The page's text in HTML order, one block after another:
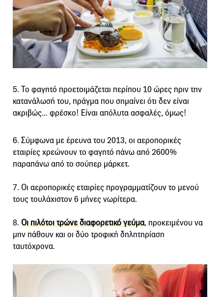
5. Το φαγητό προετοιμάζεται περίπου 10 ώρες πριν την
κατανάλωσή του, πράγμα που σημαίνει ότι δεν είναι
ακριβώς… φρέσκο! Είναι απόλυτα ασφαλές, όμως!
6. Σύμφωνα με έρευνα του 2013, οι αεροπορικές
εταιρίες χρεώνουν το φαγητό πάνω από 2600%
παραπάνω από το σούπερ μάρκετ.
7. Οι αεροπορικές εταιρίες προγραμματίζουν το μενού
τους τουλάχιστον 6 μήνες νωρίτερα.
8. Οι πιλότοι τρώνε διαφορετικό γεύμα, προκειμένου να
μην πάθουν και οι δύο τροφική δηλητηρίαση
ταυτόχρονα.